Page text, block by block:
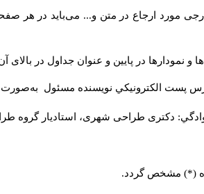
مورد ارجاع در متن و... می‌باید در هر
در پایین و عنوان جداول در بالای
پست الكترونيكي نويسنده مسئول به‌صورت
دکتری طراحی شهری، استادیار گروه
(*) مشخص گردد.